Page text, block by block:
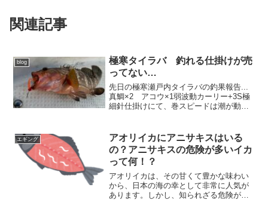
関連記事
blog
極寒タイラバ 釣れる仕掛けが売
ってない…
先日の極寒瀬戸内タイラバの釣果報告...
真鯛×2 アコウ×1弱波動カーリー+3S極
細針仕掛けにて、巻スピードは潮が動い
まった...ネットや釣具屋を回ったんです
が、3S...
エギング
アオリイカにアニサキスはいる
の？アニサキスの危険が多いイカ
って何！？
アオリイカは、その甘くて豊かな味わい
から、日本の海の幸として非常に人気が
あります。しかし、知られざる危険が潜